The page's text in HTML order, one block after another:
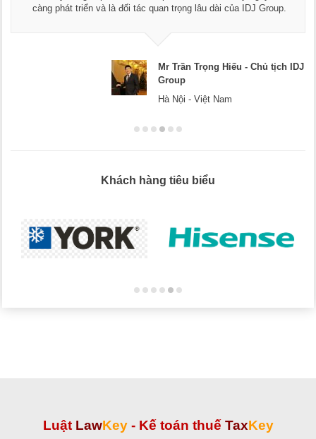
Chúc các bạn phát triển hơn, phục vụ tốt hơn cho cộng đồng
Mr Dương - CEO Dương Cafe
Hà Nội
Khách hàng tiêu biểu
Luật LawKey - Kế toán thuế TaxKey